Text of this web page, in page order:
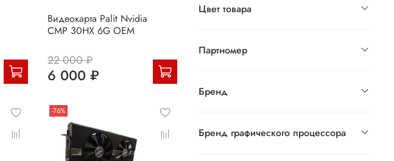
Видеокарта Palit Nvidia
CMP 30HX 6G OEM
22 000 ₽
6 000 ₽
-76%
Цвет товара
Партномер
Бренд
Бренд графического процессора